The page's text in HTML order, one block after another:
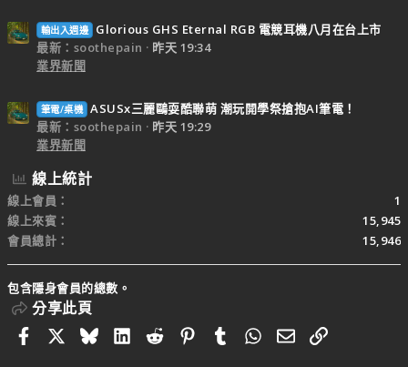
輸出入週邊
Glorious GHS Eternal RGB 電競耳機八月在台上市
最新：soothepain
昨天 19:34
業界新聞
筆電/桌機 ASUSx三麗鷗耍酷聯萌 潮玩開學祭搶抱AI筆電！
最新：soothepain
昨天 19:29
業界新聞
線上統計
線上會員
1
線上來賓
15,945
會員總計
15,946
包含隱身會員的總數。
分享此頁
FacebookBlueskyLinkedIn
RedditPinterestTumblrWhatsApp
電子郵件
連結